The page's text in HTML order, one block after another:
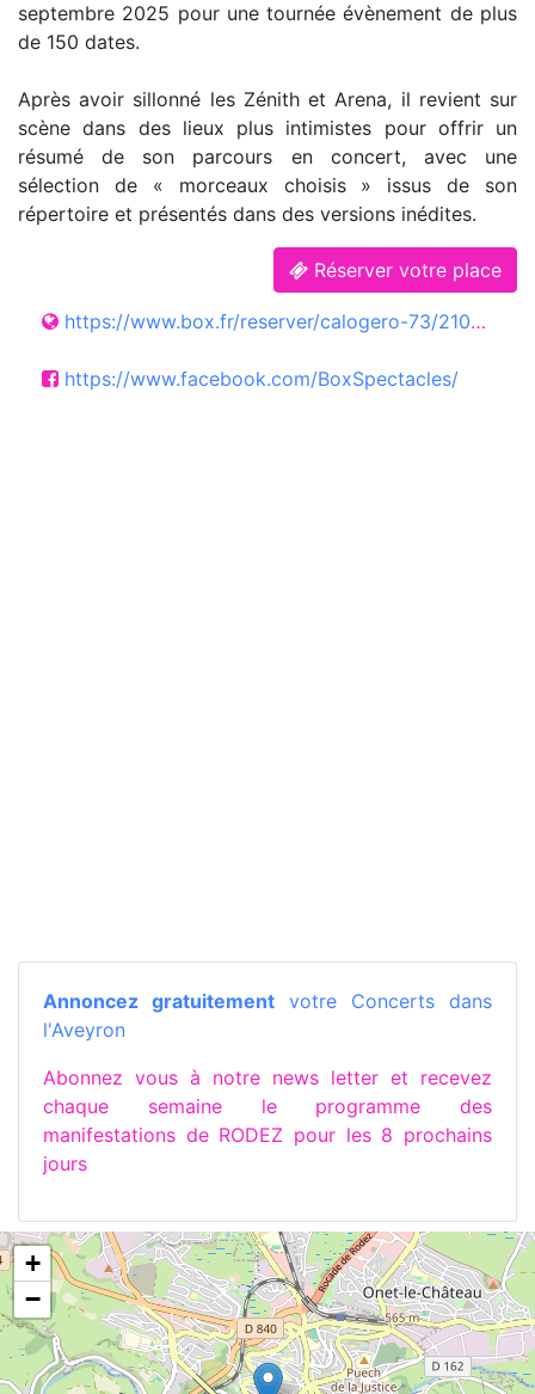
septembre 2025 pour une tournée évènement de plus
de 150 dates.
Après avoir sillonné les Zénith et Arena, il revient sur
scène dans des lieux plus intimistes pour offrir un
résumé de son parcours en concert, avec une
sélection de « morceaux choisis » issus de son
répertoire et présentés dans des versions inédites.
Réserver votre place
https://www.box.fr/reserver/calogero-73/2100463
https://www.facebook.com/BoxSpectacles/
Annoncez gratuitement votre Concerts dans
l'Aveyron
Abonnez vous à notre news letter et recevez
chaque semaine le programme des
manifestations de RODEZ pour les 8 prochains
jours
+
−